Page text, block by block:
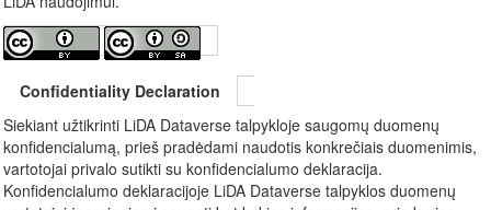
Confidentiality Declaration
Siekiant užtikrinti LiDA Dataverse talpykloje saugomų duomenų
konfidencialumą, prieš pradėdami naudotis konkrečiais duomenimis,
vartotojai privalo sutikti su konfidencialumo deklaracija.
Konfidencialumo deklaracijoje LiDA Dataverse talpyklos duomenų